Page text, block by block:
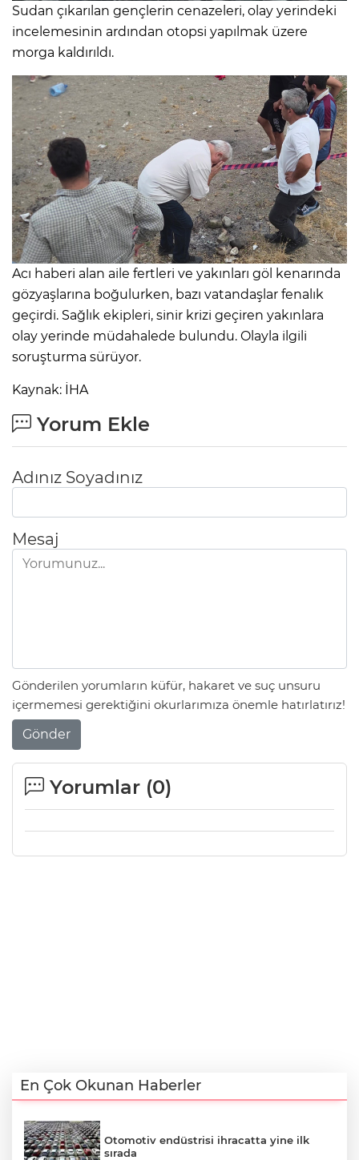
Sudan çıkarılan gençlerin cenazeleri, olay yerindeki
incelemesinin ardından otopsi yapılmak üzere
morga kaldırıldı.
Acı haberi alan aile fertleri ve yakınları göl kenarında
gözyaşlarına boğulurken, bazı vatandaşlar fenalık
geçirdi. Sağlık ekipleri, sinir krizi geçiren yakınlara
olay yerinde müdahalede bulundu. Olayla ilgili
soruşturma sürüyor.
Kaynak: İHA
Yorum Ekle
Adınız Soyadınız
Mesaj
Gönderilen yorumların küfür, hakaret ve suç unsuru
içermemesi gerektiğini okurlarımıza önemle hatırlatırız!
Gönder
Yorumlar (0)
En Çok Okunan Haberler
Otomotiv endüstrisi ihracatta yine ilk
sırada